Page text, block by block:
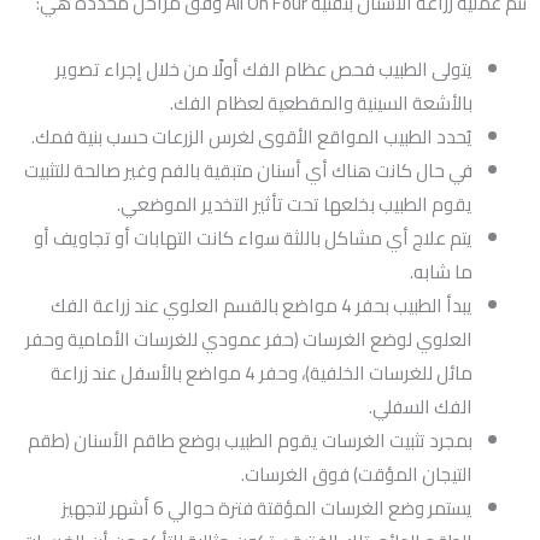
يتولى الطبيب فحص عظام الفك أولًا من خلال إجراء تصوير
بالأشعة السينية والمقطعية لعظام الفك.
يُحدد الطبيب المواقع الأقوى لغرس الزرعات حسب بنية فمك.
في حال كانت هناك أي أسنان متبقية بالفم وغير صالحة للتثبيت
يقوم الطبيب بخلعها تحت تأثير التخدير الموضعي.
يتم علاج أي مشاكل باللثة سواء كانت التهابات أو تجاويف أو
ما شابه.
يبدأ الطبيب بحفر 4 مواضع بالقسم العلوي عند زراعة الفك
العلوي لوضع الغرسات (حفر عمودي للغرسات الأمامية وحفر
مائل للغرسات الخلفية)، وحفر 4 مواضع بالأسفل عند زراعة
الفك السفلي.
بمجرد تثبيت الغرسات يقوم الطبيب بوضع طاقم الأسنان (طقم
التيجان المؤقت) فوق الغرسات.
يستمر وضع الغرسات المؤقتة فترة حوالي 6 أشهر لتجهيز